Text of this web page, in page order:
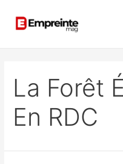
La Forêt
En RDC